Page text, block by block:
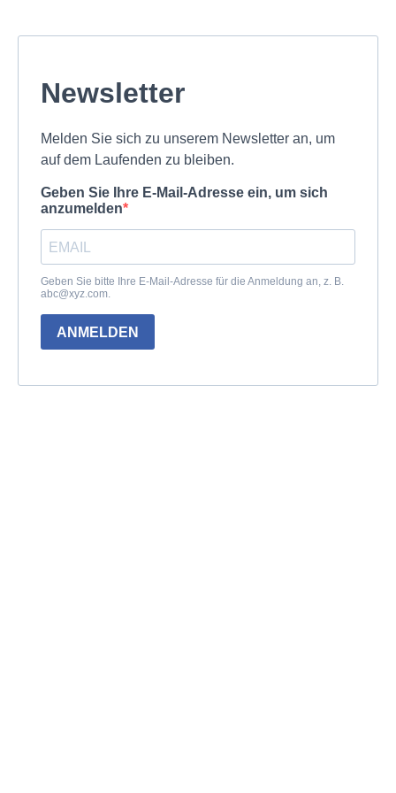
Newsletter
Melden Sie sich zu unserem Newsletter an, um
auf dem Laufenden zu bleiben.
Geben Sie Ihre E-Mail-Adresse ein, um sich
anzumelden
Geben Sie bitte Ihre E-Mail-Adresse für die Anmeldung an, z. B.
abc@xyz.com.
ANMELDEN